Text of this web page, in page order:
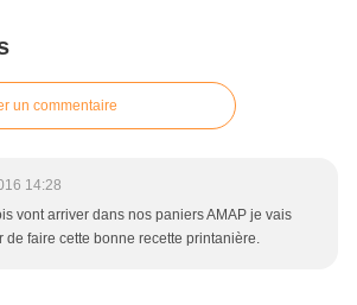
un commentaire
14:28
vont arriver dans nos paniers AMAP je vais
de faire cette bonne recette printanière.